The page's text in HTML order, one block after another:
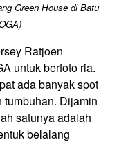
Green House di Batu
Ratjoen
untuk berfoto ria.
ada banyak spot
tumbuhan. Dijamin
satunya adalah
belalang